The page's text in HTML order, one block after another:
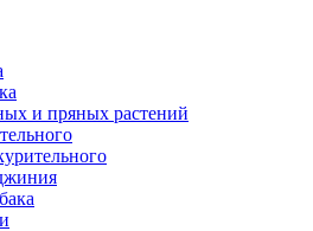
и пряных растений